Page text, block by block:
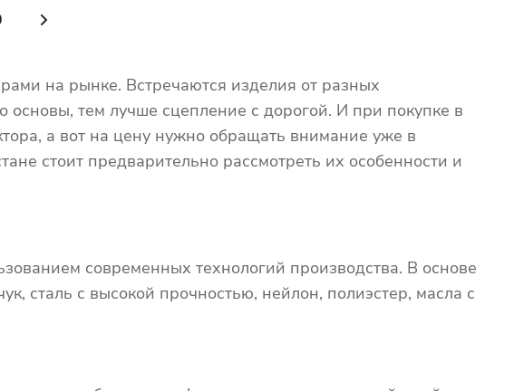
на рынке. Встречаются изделия от разных
основы, тем лучше сцепление с дорогой. И при покупке в
а вот на цену нужно обращать внимание уже в
стоит предварительно рассмотреть их особенности и
современных технологий производства. В основе
сталь с высокой прочностью, нейлон, полиэстер, масла с